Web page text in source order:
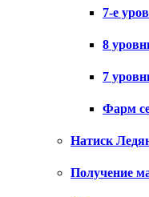
7-е
8
7
Фарм
Натиск
Получение